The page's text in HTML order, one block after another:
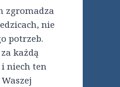
zgromadza
nie
potrzeb.
każdą
i niech ten